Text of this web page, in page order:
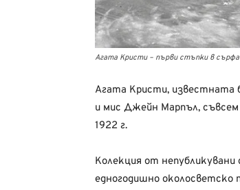
Агата Кристи – първи стъпки в
Агата Кристи, известната
и мис Джейн Марпъл, съвсем
1922 г.
Колекция от непубликувани
едногодишно